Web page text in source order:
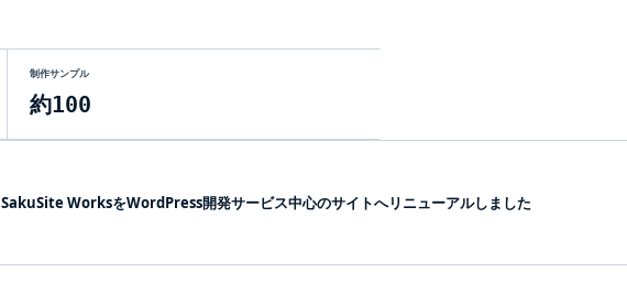
制作サンプル
約100
SakuSite WorksをWordPress開発サービス中心のサイトへリニューアルしました